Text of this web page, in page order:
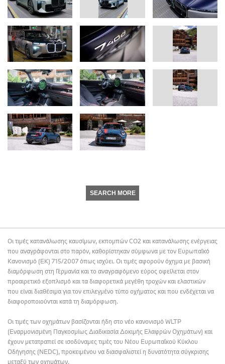
SEARCH MORE
Οι τιμές κατανάλωσης καυσίμων, εκπομπών CO2 και κατανάλωσης ενέργειας
που αναγράφονται στο παρόν, καθορίστηκαν σύμφωνα με τον Ευρωπαϊκό
Κανονισμό (ΕΚ) 715/2007 όπως ισχύει. Οι τιμές αφορούν όχημα με βασική
διαμόρφωση στη Γερμανία και το αναγραφόμενο εύρος οφείλεται στον
προαιρετικό εξοπλισμό και τα διαφορετικά μεγέθη τροχών και ελαστικών
που είναι διαθέσιμα για τον επιλεγμένο τύπο οχήματος και που ενδέχεται να
διαφοροποιούνται κατά τη διαμόρφωση.
Οι τιμές των οχημάτων βασίζονται ήδη στο νέο κανονισμό WLTP
(Εναρμονισμένη Παγκοσμίως Διαδικασία Δοκιμής Ελαφρών Οχημάτων) και
έχουν μετατραπεί σε ισοδύναμες τιμές του Νέου Ευρωπαϊκού Κύκλου
Οδήγησης (NEDC), προκειμένου να διασφαλιστεί η δυνατότητα σύγκρισης
μεταξύ των οχημάτων.